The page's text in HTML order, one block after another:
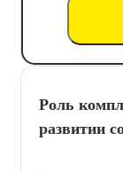
Роль
развитии